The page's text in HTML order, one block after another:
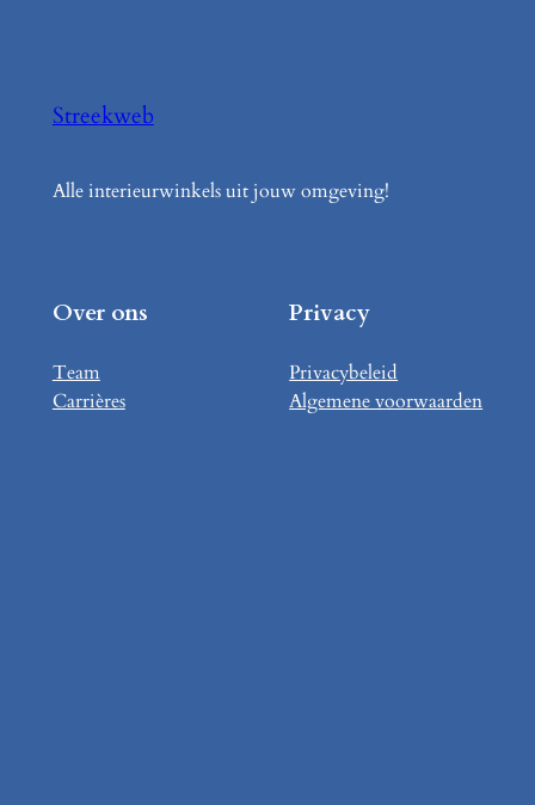
Streekweb
Alle interieurwinkels uit jouw omgeving!
Over ons
Team
Carrières
Privacy
Privacybeleid
Algemene voorwaarden